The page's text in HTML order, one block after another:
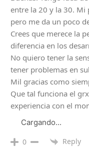
entre la 20 y la 30. Mi
pero me da un poco
Crees que merece la
diferencia en los
No quiero tener la
tener problemas en
Mil gracias como
Que tal funciona el
experiencia con el
Cargando...
0 Reply